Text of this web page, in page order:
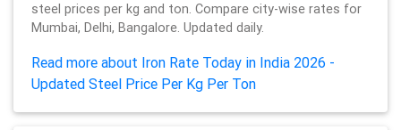
steel prices per kg and ton. Compare city-wise rates for
Mumbai, Delhi, Bangalore. Updated daily.
Read more about Iron Rate Today in India 2026 -
Updated Steel Price Per Kg Per Ton